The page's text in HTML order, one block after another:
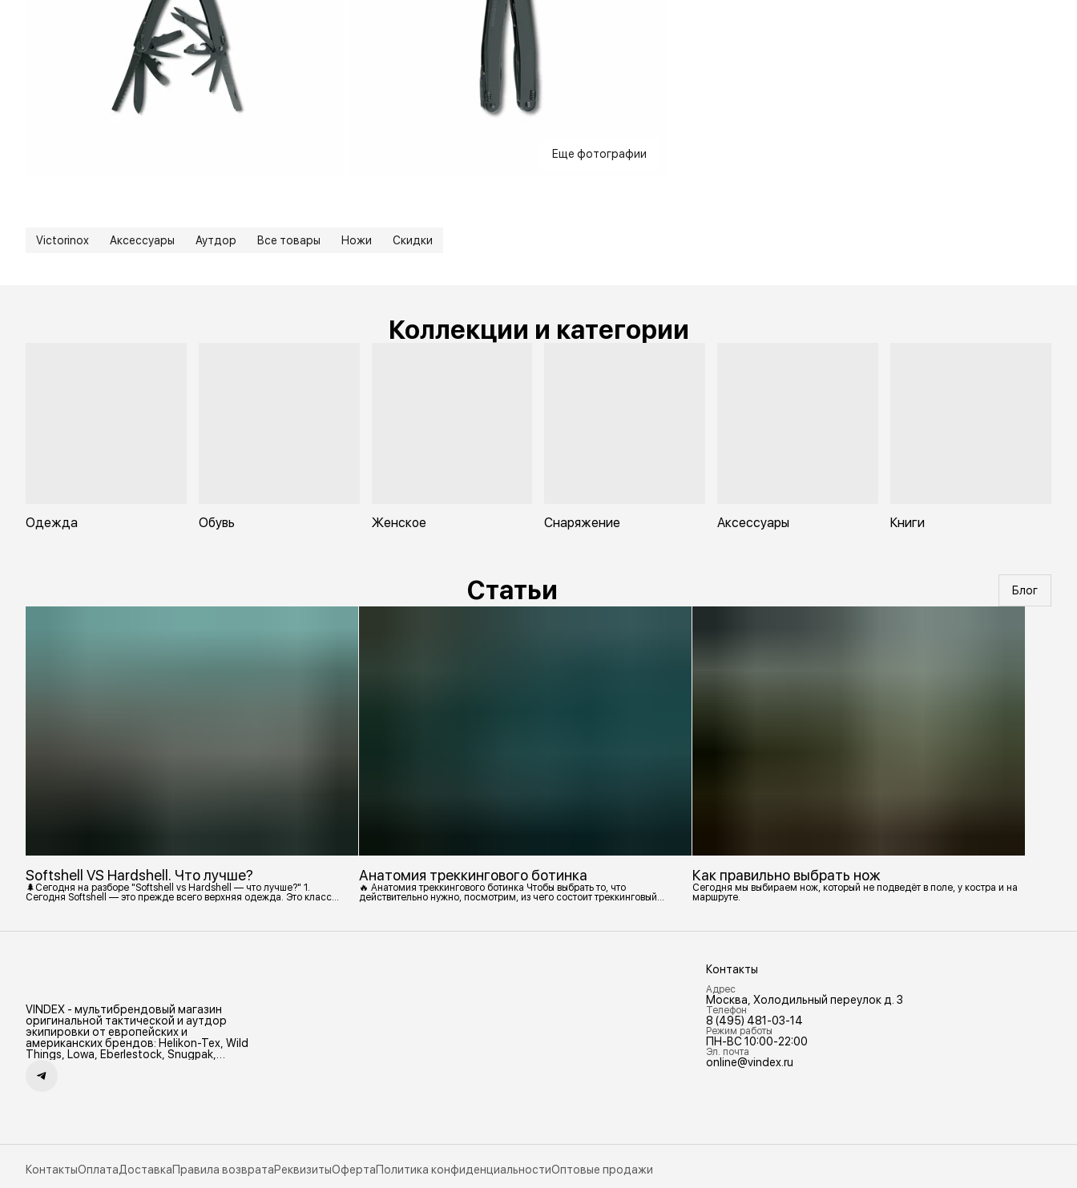
Еще фотографии
Victorinox Аксессуары Аутдор Все товары Ножи Скидки
Коллекции и категории
Одежда Обувь Женское Снаряжение Аксессуары Книги
Статьи Блог
Softshell VS Hardshell. Что лучше?
🌲Сегодня на разборе "Softshell vs Hardshell — что лучше?" 1.
Сегодня Softshell — это прежде всего верхняя одежда. Это класс
Анатомия треккингового ботинка
🔥 Анатомия треккингового ботинка Чтобы выбрать то, что
действительно нужно, посмотрим, из чего состоит треккинговый
Как правильно выбрать нож
Сегодня мы выбираем нож, который не подведёт в поле, у костра и на
маршруте.
VINDEX - мультибрендовый магазин
оригинальной тактической и аутдор
экипировки от европейских и
американских брендов: Helikon-Tex, Wild
Things, Lowa, Eberlestock, Snugpak,
Контакты
Адрес
Москва, Холодильный переулок д. 3
Телефон
8 (495) 481-03-14
Режим работы
ПН-ВС 10:00-22:00
Эл. почта
online@vindex.ru
КонтактыОплатаДоставкаПравила возвратаРеквизитыОфертаПолитика конфиденциальностиОптовые продажи